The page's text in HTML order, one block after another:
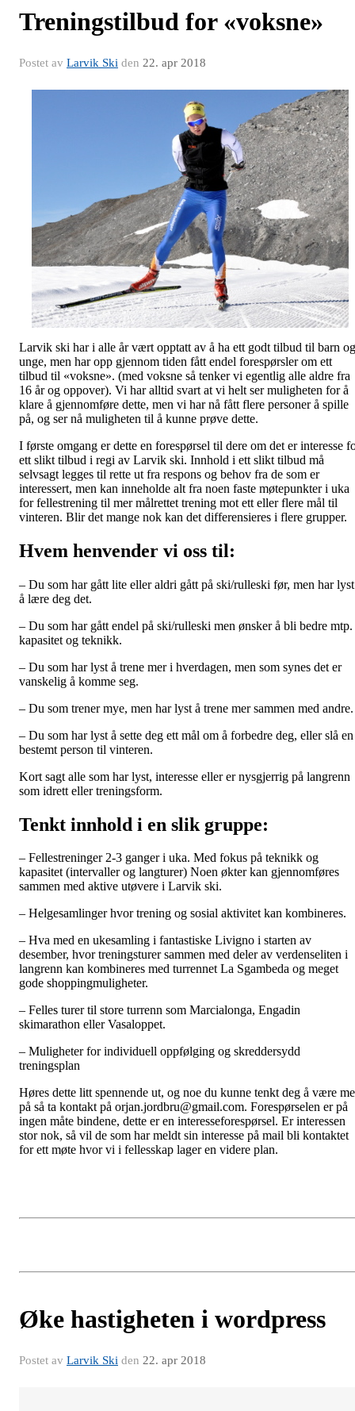
Treningstilbud for «voksne»
Postet av Larvik Ski den 22. apr 2018
Larvik ski har i alle år vært opptatt av å ha ett godt tilbud til barn og
unge, men har opp gjennom tiden fått endel forespørsler om ett
tilbud til «voksne». (med voksne så tenker vi egentlig alle aldre fra
16 år og oppover). Vi har alltid svart at vi helt ser muligheten for å
klare å gjennomføre dette, men vi har nå fått flere personer å spille
på, og ser nå muligheten til å kunne prøve dette.
I første omgang er dette en forespørsel til dere om det er interesse
ett slikt tilbud i regi av Larvik ski. Innhold i ett slikt tilbud må
selvsagt legges til rette ut fra respons og behov fra de som er
interessert, men kan inneholde alt fra noen faste møtepunkter i uka
for fellestrening til mer målrettet trening mot ett eller flere mål til
vinteren. Blir det mange nok kan det differensieres i flere grupper.
Hvem henvender vi oss til:
– Du som har gått lite eller aldri gått på ski/rulleski før, men har lyst
å lære deg det.
– Du som har gått endel på ski/rulleski men ønsker å bli bedre mtp.
kapasitet og teknikk.
– Du som har lyst å trene mer i hverdagen, men som synes det er
vanskelig å komme seg.
– Du som trener mye, men har lyst å trene mer sammen med andre.
– Du som har lyst å sette deg ett mål om å forbedre deg, eller slå en
bestemt person til vinteren.
Kort sagt alle som har lyst, interesse eller er nysgjerrig på langrenn
som idrett eller treningsform.
Tenkt innhold i en slik gruppe:
– Fellestreninger 2-3 ganger i uka. Med fokus på teknikk og
kapasitet (intervaller og langturer) Noen økter kan gjennomføres
sammen med aktive utøvere i Larvik ski.
– Helgesamlinger hvor trening og sosial aktivitet kan kombineres.
– Hva med en ukesamling i fantastiske Livigno i starten av
desember, hvor treningsturer sammen med deler av verdenseliten i
langrenn kan kombineres med turrennet La Sgambeda og meget
gode shoppingmuligheter.
– Felles turer til store turrenn som Marcialonga, Engadin
skimarathon eller Vasaloppet.
– Muligheter for individuell oppfølging og skreddersydd
treningsplan
Høres dette litt spennende ut, og noe du kunne tenkt deg å være
på så ta kontakt på orjan.jordbru@gmail.com. Forespørselen er på
ingen måte bindene, dette er en interesseforespørsel. Er interessen
stor nok, så vil de som har meldt sin interesse på mail bli kontaktet
for ett møte hvor vi i fellesskap lager en videre plan.
Øke hastigheten i wordpress
Postet av Larvik Ski den 22. apr 2018